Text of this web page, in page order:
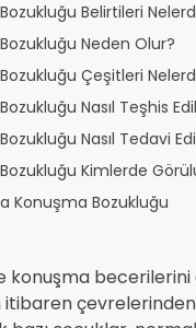
Belirtileri
Neden Olur?
Çeşitleri
Nasıl Teşhis
Nasıl Tedavi
Kimlerde
Konuşma Bozukluğu
konuşma
itibaren